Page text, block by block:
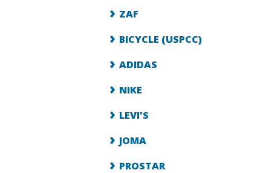
ZAF
BICYCLE (USPCC)
ADIDAS
NIKE
LEVI'S
JOMA
PROSTAR